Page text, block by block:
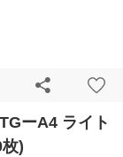
ーA4 ライト
)